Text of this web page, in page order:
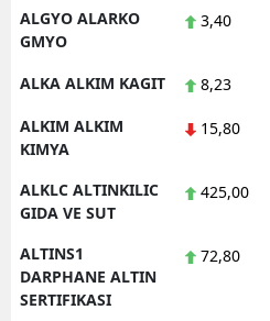
ALGYO ALARKO
GMYO
3,40
ALKA ALKIM KAGIT 8,23
ALKIM ALKIM
KIMYA
15,80
ALKLC ALTINKILIC
GIDA VE SUT
425,00
ALTINS1
DARPHANE ALTIN
SERTIFIKASI
72,80